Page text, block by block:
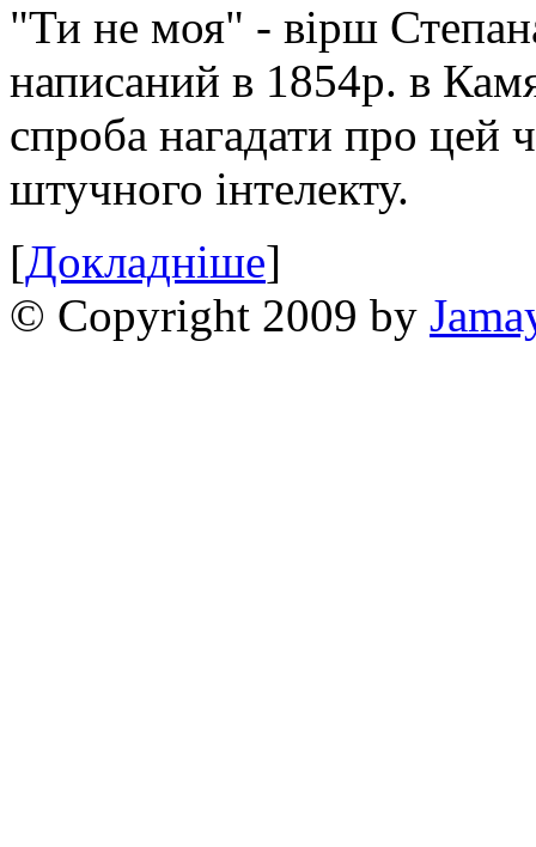
"Ти не моя" - вірш
написаний в 1854р. в
спроба нагадати про цей
штучного інтелекту.
[Докладніше]
© Copyright 2009 by